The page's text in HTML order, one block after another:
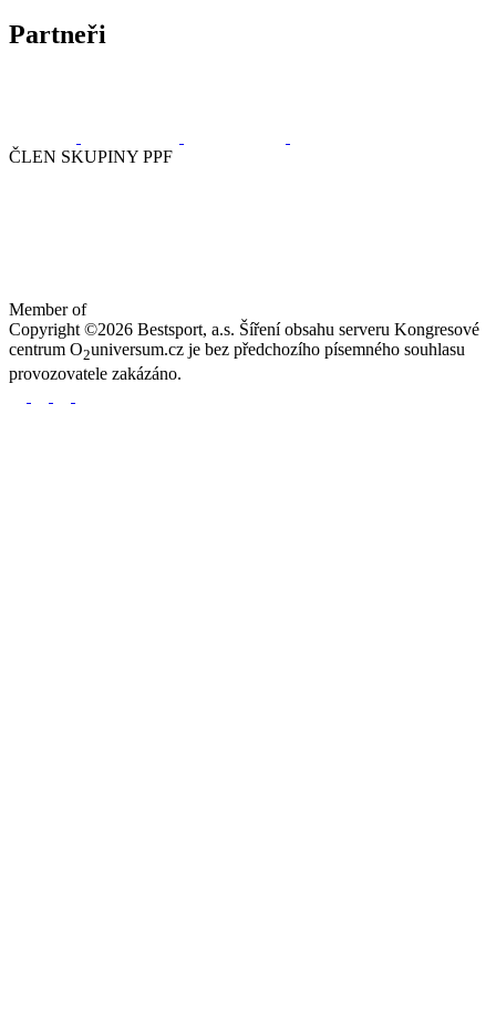
Partneři
ČLEN SKUPINY PPF
Member of
Copyright ©2026 Bestsport, a.s. Šíření obsahu serveru Kongresové
centrum O2universum.cz je bez předchozího písemného souhlasu
provozovatele zakázáno.